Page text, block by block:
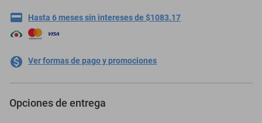
Hasta 6 meses sin intereses de $1083.17
Ver formas de pago y promociones
Opciones de entrega